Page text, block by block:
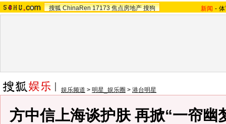
搜狐 ChinaRen 17173 焦点房地产 搜狗 新闻 -
娱乐频道 > 明星_娱乐圈 > 港台明星
方中信上海谈护肤 再掀“一帘幽